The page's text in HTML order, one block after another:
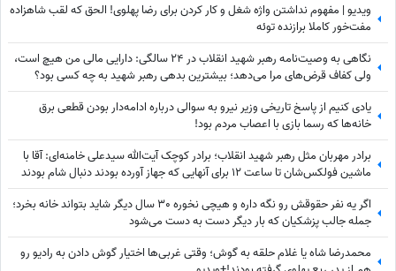
ویدیو | مفهوم نداشتن واژه شغل و کار کردن برای رضا پهلوی! الحق که لقب شاهزاده
مفت‌خور کاملا برازنده توئه
نگاهی به وصیت‌نامه رهبر شهید انقلاب در 24 سالگی: دارایی مالی من هیچ است،
ولی کفاف قرض‌های مرا می‌دهد؛ بیشترین بدهی رهبر شهید به چه کسی بود؟
یادی کنیم از پاسخ تاریخی وزیر نیرو به سوالی درباره ادامه‌دار بودن قطعی برق
خانه‌ها که رسما بازی با اعصاب مردم بود!
برادر مهربان مثل رهبر شهید انقلاب؛ برادر کوچک آیت‌الله سیدعلی خامنه‌ای: آقا با
ماشین فولکس‌شان تا ساعت 12 برای آنهایی که جهاز آورده بودند دنبال شام بودند
اگر یه نفر حقوقش رو نگه داره و هیچی نخوره 30 سال دیگر شاید بتواند خانه بخرد؛
جمله جالب پزشکیان که بار دیگر دست به دست می‌شود
محمدرضا شاه یا غلام حلقه به گوش؛ وقتی غربی‌ها اختیار گوش دادن به رادیو رو